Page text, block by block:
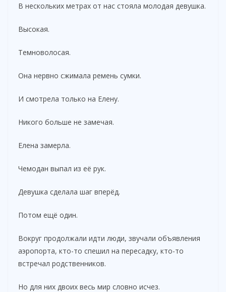
В нескольких метрах от нас стояла молодая девушка.
Высокая.
Темноволосая.
Она нервно сжимала ремень сумки.
И смотрела только на Елену.
Никого больше не замечая.
Елена замерла.
Чемодан выпал из её рук.
Девушка сделала шаг вперёд.
Потом ещё один.
Вокруг продолжали идти люди, звучали объявления
аэропорта, кто-то спешил на пересадку, кто-то
встречал родственников.
Но для них двоих весь мир словно исчез.